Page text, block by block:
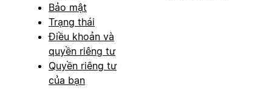
Bảo mật
Trạng thái
Điều khoản và
quyền riêng tư
Quyền riêng tư
của bạn